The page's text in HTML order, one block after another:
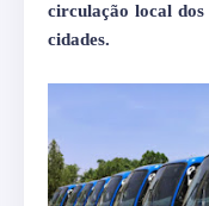
circulação local
cidades.